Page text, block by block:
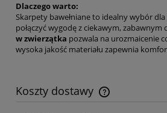
Dlaczego warto:
Skarpety bawełniane to idealny wybór
połączyć wygodę z ciekawym, zabawnym
w zwierzątka pozwala na urozmaicenie
wysoka jakość materiału zapewnia
Koszty dostawy
Cena nie zawiera ewentualnych